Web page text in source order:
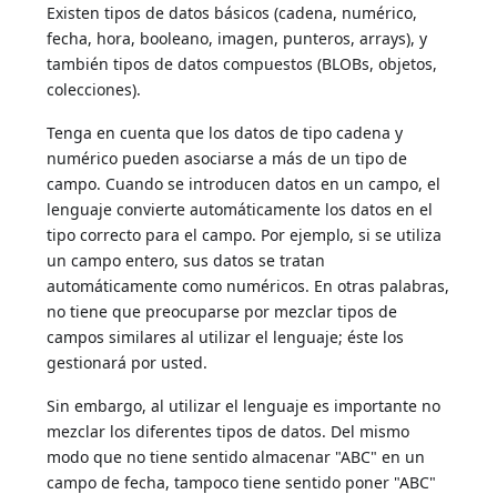
Existen tipos de datos básicos (cadena, numérico,
fecha, hora, booleano, imagen, punteros, arrays), y
también tipos de datos compuestos (BLOBs, objetos,
colecciones).
Tenga en cuenta que los datos de tipo cadena y
numérico pueden asociarse a más de un tipo de
campo. Cuando se introducen datos en un campo, el
lenguaje convierte automáticamente los datos en el
tipo correcto para el campo. Por ejemplo, si se utiliza
un campo entero, sus datos se tratan
automáticamente como numéricos. En otras palabras,
no tiene que preocuparse por mezclar tipos de
campos similares al utilizar el lenguaje; éste los
gestionará por usted.
Sin embargo, al utilizar el lenguaje es importante no
mezclar los diferentes tipos de datos. Del mismo
modo que no tiene sentido almacenar "ABC" en un
campo de fecha, tampoco tiene sentido poner "ABC"